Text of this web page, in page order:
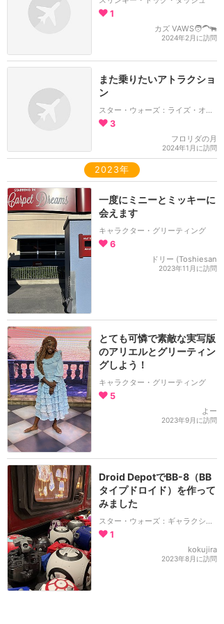
1
カズ VAWS🧑‍🦱🐃
2024年2月に訪問
また乗りたいアトラクショ
ン
スター・ウォーズ：ライズ・オブ・ザ・レジスタンス
3
フロリダの月
2024年1月に訪問
2023年
一度にミニーとミッキーに
会えます
キャラクター・グリーティング
6
ドリー (Toshiesan
2023年11月に訪問
とても可憐で素敵な実写版
のアリエルとグリーティン
グしよう！
キャラクター・グリーティング
5
よー
2023年9月に訪問
Droid DepotでBB-8（BB
タイプドロイド）を作って
みました
スター・ウォーズ：ギャラクシーズ・エッジ
1
kokujira
2023年8月に訪問